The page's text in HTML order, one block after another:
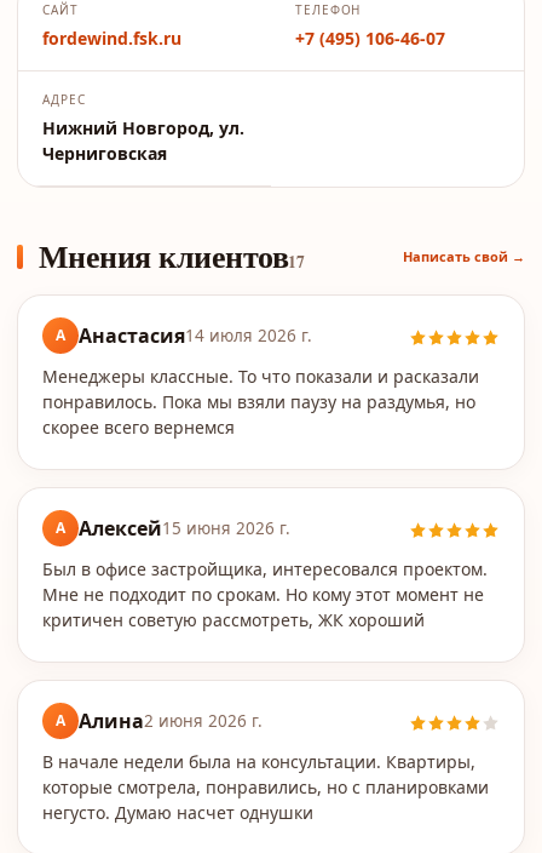
САЙТ
fordewind.fsk.ru
ТЕЛЕФОН
+7 (495) 106-46-07
АДРЕС
Нижний Новгород, ул.
Черниговская
Мнения клиентов17 Написать свой →
А Анастасия14 июля 2026 г.
Менеджеры классные. То что показали и расказали
понравилось. Пока мы взяли паузу на раздумья, но
скорее всего вернемся
А Алексей15 июня 2026 г.
Был в офисе застройщика, интересовался проектом.
Мне не подходит по срокам. Но кому этот момент не
критичен советую рассмотреть, ЖК хороший
А Алина2 июня 2026 г.
В начале недели была на консультации. Квартиры,
которые смотрела, понравились, но с планировками
негусто. Думаю насчет однушки